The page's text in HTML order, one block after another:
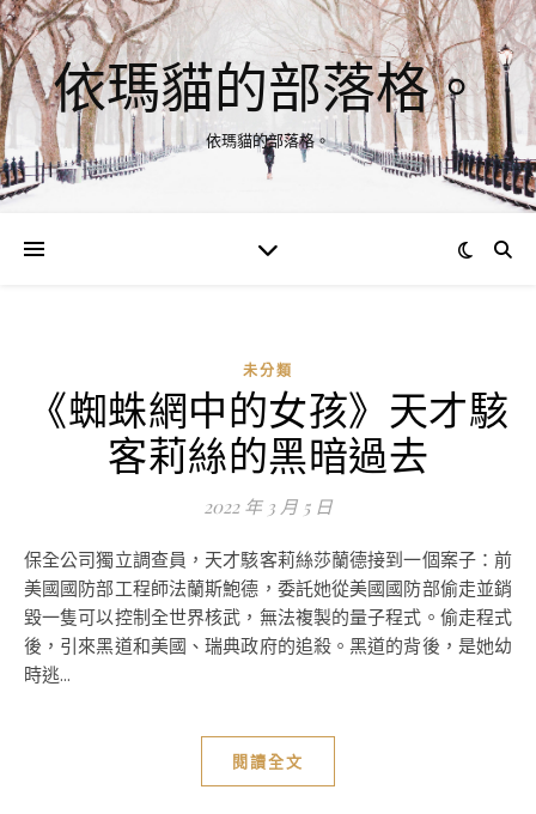
依瑪貓的部落格。
依瑪貓的部落格。
未分類
《蜘蛛網中的女孩》天才駭
客莉絲的黑暗過去
2022 年 3 月 5 日
保全公司獨立調查員，天才駭客莉絲莎蘭德接到一個案子：前
美國國防部工程師法蘭斯鮑德，委託她從美國國防部偷走並銷
毀一隻可以控制全世界核武，無法複製的量子程式。偷走程式
後，引來黑道和美國、瑞典政府的追殺。黑道的背後，是她幼
時逃...
閱讀全文